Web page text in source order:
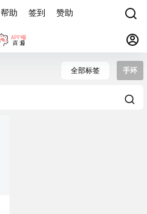
帮助 签到 赞助
全部标签 手环